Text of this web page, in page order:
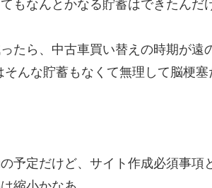
もなんとかなる貯蓄はできたんだ
たら、中古車買い替えの時期が遠
んな貯蓄もなくて無理して脳梗
予定だけど、サイト作成必須事項